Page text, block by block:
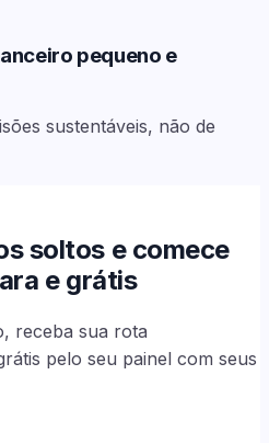
pequeno e
sustentáveis, não de
soltos e comece
e grátis
receba sua rota
pelo seu painel com seus